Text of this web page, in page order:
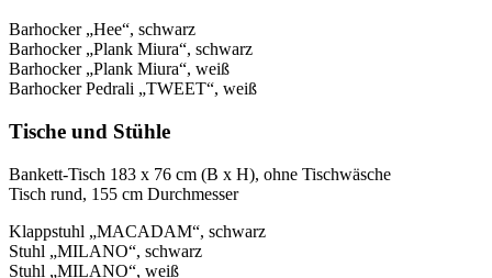
Barhocker „Hee“, schwarz
Barhocker „Plank Miura“, schwarz
Barhocker „Plank Miura“, weiß
Barhocker Pedrali „TWEET“, weiß
Tische und Stühle
Bankett-Tisch 183 x 76 cm (B x H), ohne Tischwäsche
Tisch rund, 155 cm Durchmesser
Klappstuhl „MACADAM“, schwarz
Stuhl „MILANO“, schwarz
Stuhl „MILANO“, weiß